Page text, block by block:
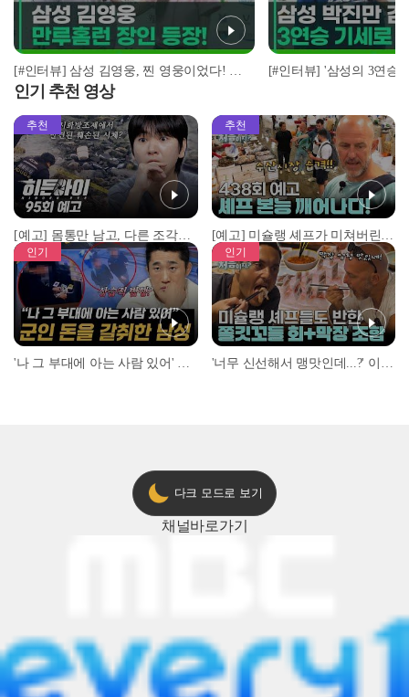
[#인터뷰] 삼성 김영웅, 찐 영웅이었다! 통산 두 번째 만루홈런 폭발 I #베이스볼투나잇 2025.03.25
인기 추천 영상
추천
[예고] 몸통만 남고, 다른 조각은 어디에..? 시화호에서 드러난 충격적인 토막 살인사건!
추천
[예고] 미슐랭 셰프가 미쳐버린 이유! 본능이 깨어난 사건은?
인기 인기
다크 모드로 보기
채널바로가기